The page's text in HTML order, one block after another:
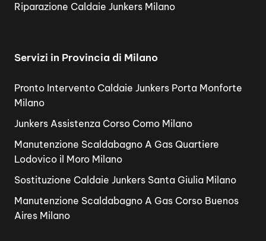
Riparazione Caldaie Junkers Milano
Servizi in Provincia di Milano
Pronto Intervento Caldaie Junkers Porta Monforte
Milano
Junkers Assistenza Corso Como Milano
Manutenzione Scaldabagno A Gas Quartiere
Lodovico il Moro Milano
Sostituzione Caldaie Junkers Santa Giulia Milano
Manutenzione Scaldabagno A Gas Corso Buenos
Aires Milano